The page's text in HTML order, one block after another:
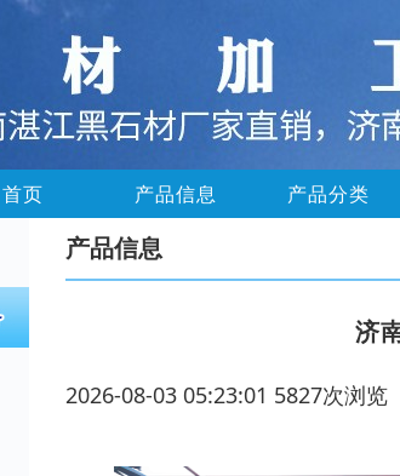
首页 产品信息 产品分类
产品信息
济
2026-08-03 05:23:01 5827次浏览